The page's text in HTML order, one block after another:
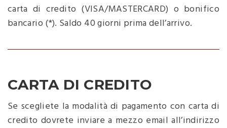
carta di credito (VISA/MASTERCARD) o bonifico
bancario (*). Saldo 40 giorni prima dell’arrivo.
CARTA DI CREDITO
Se scegliete la modalità di pagamento con carta di
credito dovrete inviare a mezzo email all’indirizzo